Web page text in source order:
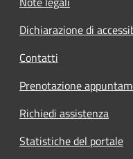
Dichiarazione di
Contatti
Prenotazione
Richiedi assistenza
Statistiche del portale